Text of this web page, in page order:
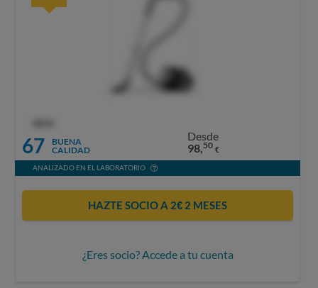
67
BUENA
CALIDAD
Desde
98,50 €
ANALIZADO EN EL LABORATORIO
HAZTE SOCIO A 2€ 2 MESES
¿Eres socio? Accede a tu cuenta